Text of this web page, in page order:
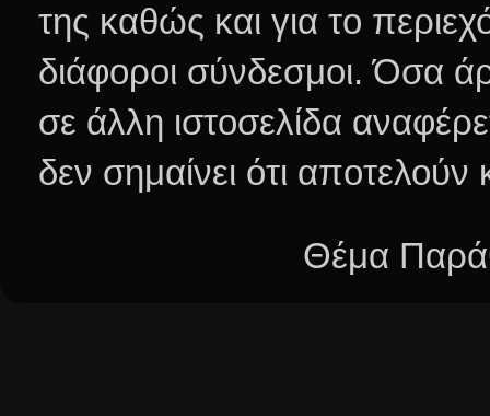
της καθώς και για το
διάφοροι σύνδεσμοι.Όσα
σε άλλη ιστοσελίδα
δεν σημαίνει ότι
Θέμα